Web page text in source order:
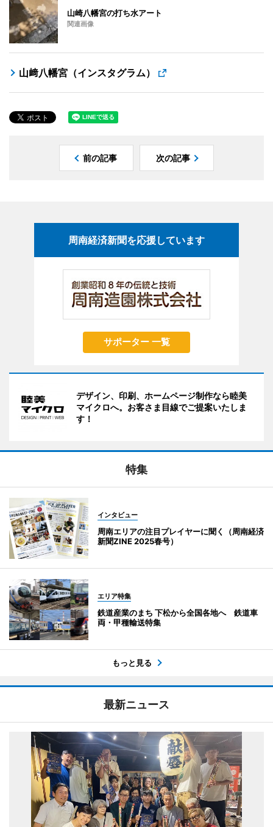
山崎八幡宮の打ち水アート
関連画像
山﨑八幡宮（インスタグラム）
前の記事 次の記事
周南経済新聞を応援しています
サポーター 一覧
デザイン、印刷、ホームページ制作なら睦美
マイクロへ。お客さま目線でご提案いたしま
す！
特集
インタビュー
周南エリアの注目プレイヤーに聞く（周南経済
新聞ZINE 2025春号）
エリア特集
鉄道産業のまち 下松から全国各地へ 鉄道車
両・甲種輸送特集
もっと見る
最新ニュース